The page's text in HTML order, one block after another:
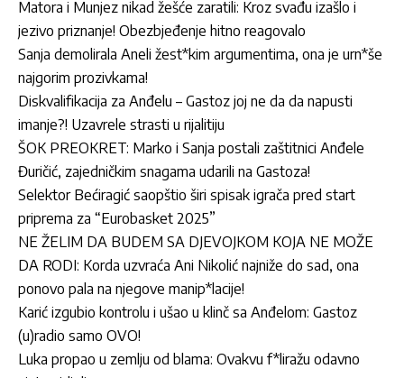
Matora i Munjez nikad žešće zaratili: Kroz svađu izašlo i
jezivo priznanje! Obezbjeđenje hitno reagovalo
Sanja demolirala Aneli žest*kim argumentima, ona je urn*še
najgorim prozivkama!
Diskvalifikacija za Anđelu – Gastoz joj ne da da napusti
imanje?! Uzavrele strasti u rijalitiju
ŠOK PREOKRET: Marko i Sanja postali zaštitnici Anđele
Đuričić, zajedničkim snagama udarili na Gastoza!
Selektor Bećiragić saopštio širi spisak igrača pred start
priprema za “Eurobasket 2025”
NE ŽELIM DA BUDEM SA DJEVOJKOM KOJA NE MOŽE
DA RODI: Korda uzvraća Ani Nikolić najniže do sad, ona
ponovo pala na njegove manip*lacije!
Karić izgubio kontrolu i ušao u klinč sa Anđelom: Gastoz
(u)radio samo OVO!
Luka propao u zemlju od blama: Ovakvu f*liražu odavno